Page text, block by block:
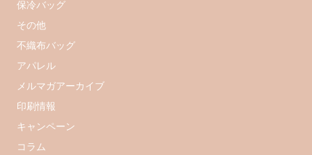
保冷バッグ
その他
不織布バッグ
アパレル
メルマガアーカイブ
印刷情報
キャンペーン
コラム